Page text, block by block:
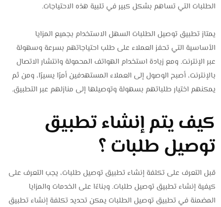
الطلبات التي تساهم بشكل كبير في تلبية هذه الاحتياجات.
يمتاز تطبيق توصيل الطلبات السهل الاستخدام بجميع المزايا
الأساسية التي تحفز العملاء على طلب احتياجاتهم بسرعة وسهولة
عبر الإنترنت. ومع زيادة استخدام الهواتف المحمولة وانتشار الاتصال
بالإنترنت، أصبح الوصول إلى العملاء المستهدفين أمرًا يسيرًا، ومن ثم
يمكنهم اختيار طلباتهم بسهولة وتوصيلها إلى منازلهم عبر التطبيق.
كيف يتم إنشاء تطبيق
توصيل طلبات ؟
قبل التعرف على تكلفة إنشاء تطبيق توصيل طلبات، يجب التعرف على
كيفية إنشاء تطبيق توصيل طلبات. وبناءًا على الخدمات والمزايا
المضمنة في تطبيق توصيل الطلبات يمكن تحديد تكلفة إنشاء تطبيق